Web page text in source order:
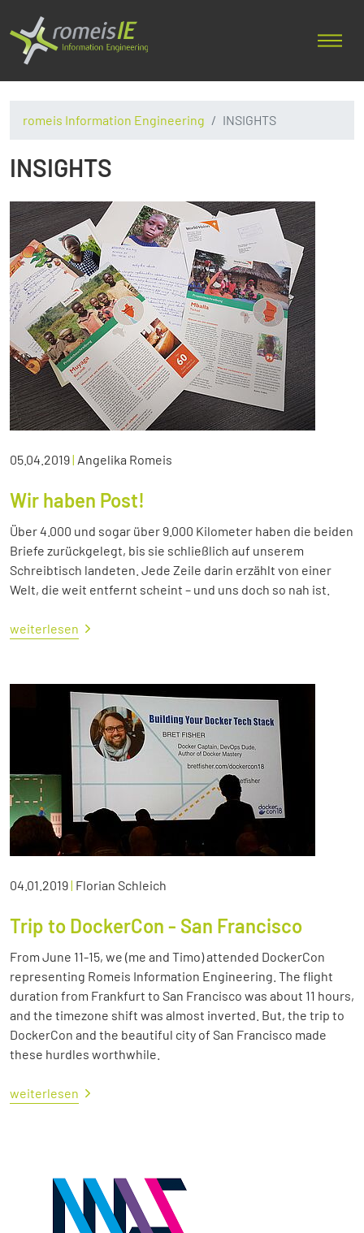
romeis Information Engineering INSIGHTS
INSIGHTS
05.04.2019| Angelika Romeis
Wir haben Post!
Über 4.000 und sogar über 9.000 Kilometer haben die beiden
Briefe zurückgelegt, bis sie schließlich auf unserem
Schreibtisch landeten. Jede Zeile darin erzählt von einer
Welt, die weit entfernt scheint – und uns doch so nah ist.
weiterlesen
04.01.2019| Florian Schleich
Trip to DockerCon - San Francisco
From June 11-15, we (me and Timo) attended DockerCon
representing Romeis Information Engineering. The flight
duration from Frankfurt to San Francisco was about 11 hours,
and the timezone shift was almost inverted. But, the trip to
DockerCon and the beautiful city of San Francisco made
these hurdles worthwhile.
weiterlesen